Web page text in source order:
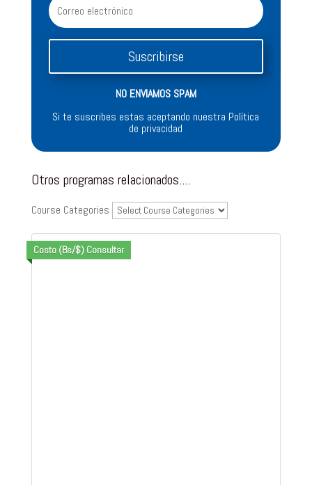
Suscribirse
NO ENVIAMOS SPAM
Si te suscribes estas aceptando nuestra Política
de privacidad
Otros programas relacionados....
Course Categories
Costo (Bs/$) Consultar